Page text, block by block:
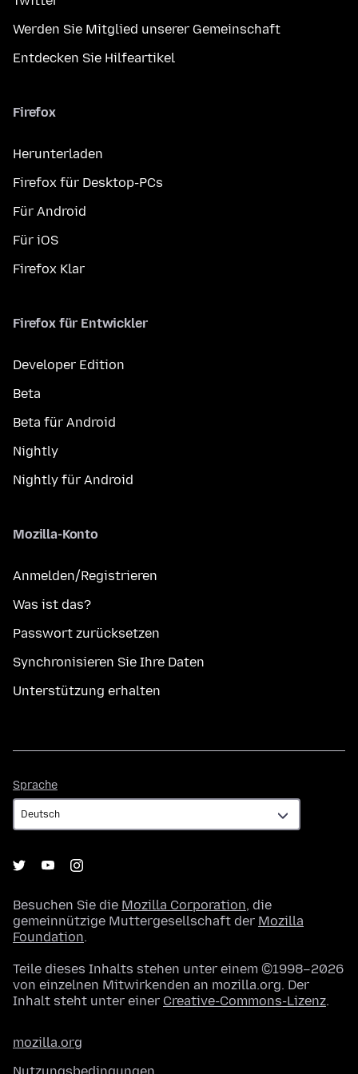
Werden Sie Mitglied unserer Gemeinschaft
Entdecken Sie Hilfeartikel
Firefox
Herunterladen
Firefox für Desktop-PCs
Für Android
Für iOS
Firefox Klar
Firefox für Entwickler
Developer Edition
Beta
Beta für Android
Nightly
Nightly für Android
Mozilla-Konto
Anmelden/Registrieren
Was ist das?
Passwort zurücksetzen
Synchronisieren Sie Ihre Daten
Unterstützung erhalten
Sprache
Besuchen Sie die Mozilla Corporation, die
gemeinnützige Muttergesellschaft der Mozilla
Foundation.
Teile dieses Inhalts stehen unter einem ©1998–2026
von einzelnen Mitwirkenden an mozilla.org. Der
Inhalt steht unter einer Creative-Commons-Lizenz.
mozilla.org